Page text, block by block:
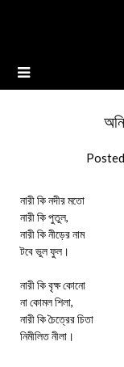
নারী কি নদীর মতো
নারী কি পুতুল,
নারী কি নীড়ের নাম
টবে ভুল ফুল।
নারী কি বৃক্ষ কোনো
না কোমল শিলা,
নারী কি চৈত্রের চিতা
নিমীলিত নীলা।